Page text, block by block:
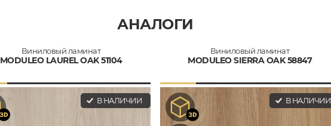
АНАЛОГИ
Виниловый ламинат
MODULEO LAUREL OAK 51104
В НАЛИЧИИ
Виниловый ламинат
MODULEO SIERRA OAK 58847
В НАЛИЧИИ